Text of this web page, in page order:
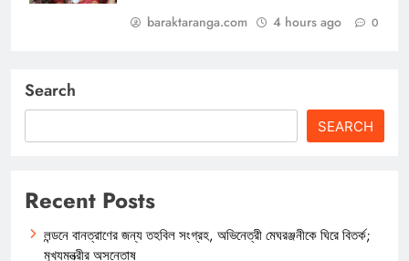
baraktaranga.com 4 hours ago 0
Search
SEARCH
Recent Posts
লন্ডনে বানত্রাণের জন্য তহবিল সংগ্রহ, অভিনেত্রী মেঘরঞ্জনীকে ঘিরে বিতর্ক;
মুখ্যমন্ত্রীর অসন্তোষ